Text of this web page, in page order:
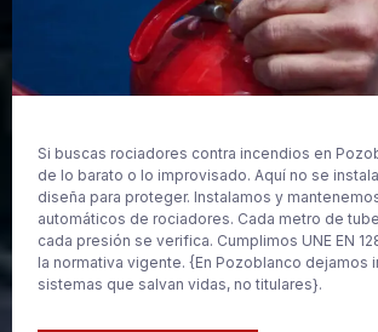
Si buscas rociadores contra incendios en
de lo barato o lo improvisado. Aquí no se
diseña para proteger. Instalamos y
automáticos de rociadores. Cada metro de
cada presión se verifica. Cumplimos UNE EN
la normativa vigente. {En Pozoblanco dejamos
sistemas que salvan vidas, no titulares}.